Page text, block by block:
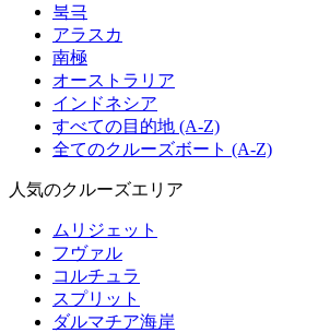
북극
アラスカ
南極
オーストラリア
インドネシア
すべての目的地 (A-Z)
全てのクルーズボート (A-Z)
人気のクルーズエリア
ムリジェット
フヴァル
コルチュラ
スプリット
ダルマチア海岸